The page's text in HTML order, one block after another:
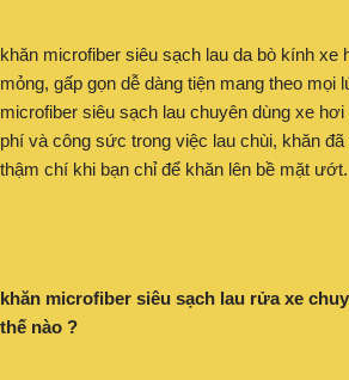
khăn microfiber siêu sạch lau da bò kính
mỏng, gấp gọn dễ dàng tiện mang theo mọi
microfiber siêu sạch lau chuyên dùng xe
phí và công sức trong việc lau chùi, khăn
thậm chí khi bạn chỉ để khăn lên bề mặt ướt.
khăn microfiber siêu sạch lau rửa xe
thế nào ?